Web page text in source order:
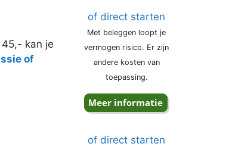
kan je
of
of direct starten
Met beleggen loopt je
vermogen risico. Er zijn
andere kosten van
toepassing.
of direct starten